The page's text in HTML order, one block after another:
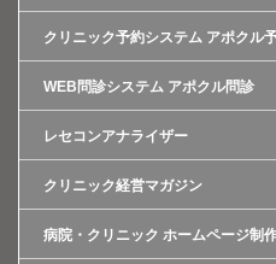
クリニック予約システム アポクル
WEB問診システム アポクル問診
レセコンアナライザー
クリニック経営マガジン
病院・クリニック ホームページ制